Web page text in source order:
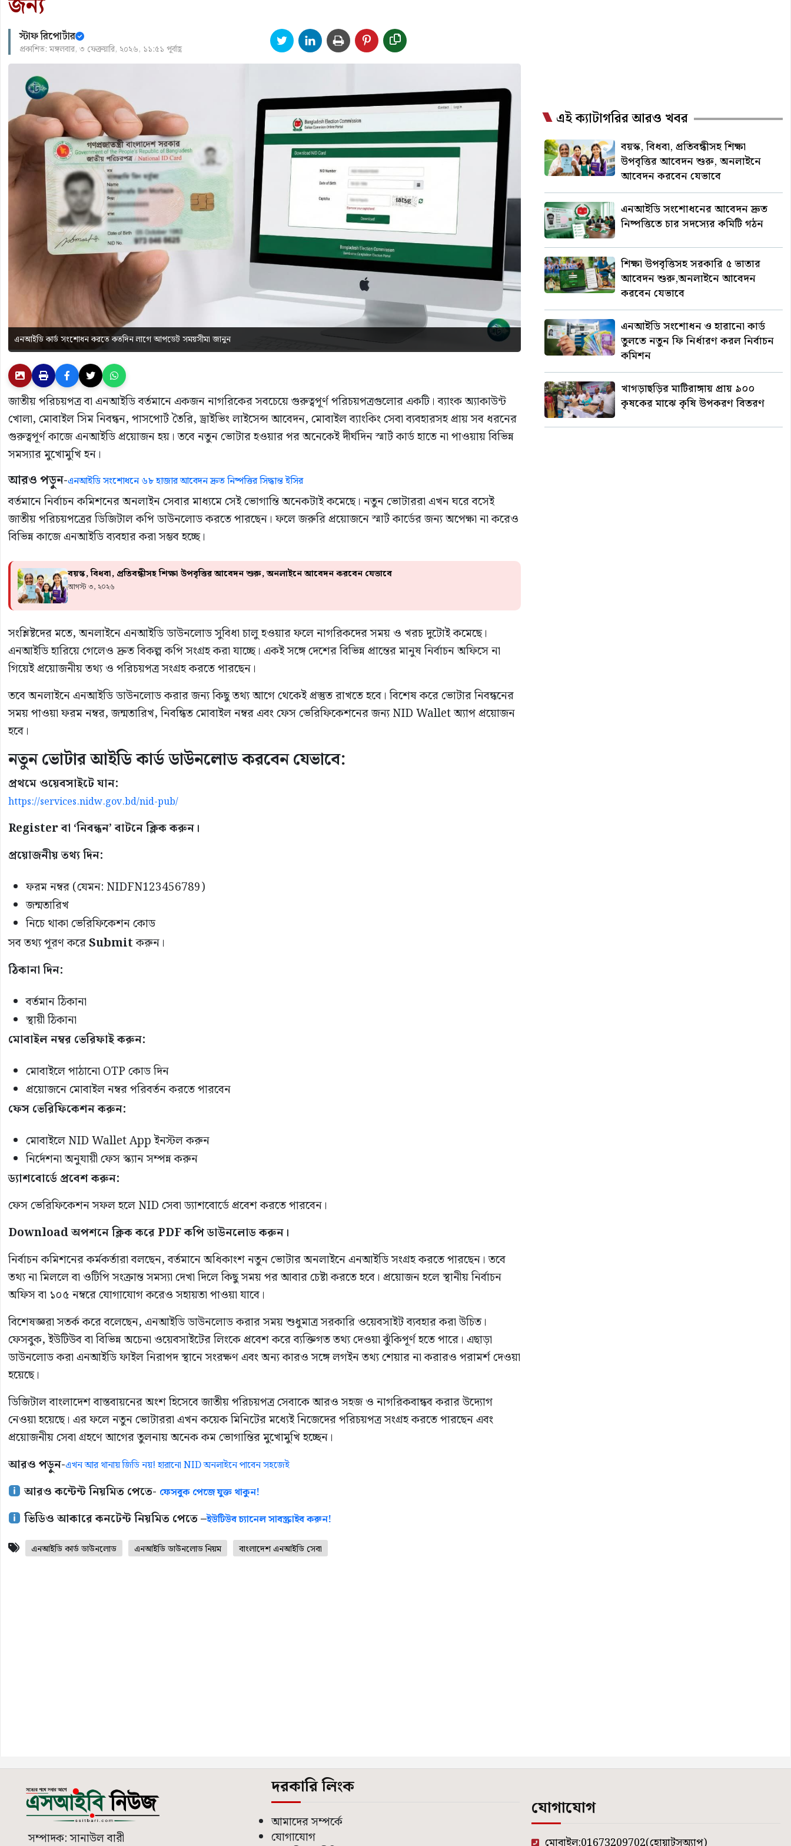
স্টাফ রিপোর্টার
প্রকাশিত: মঙ্গলবার, ৩ ফেব্রুয়ারি, ২০২৬, ১১:৫১ পূর্বাহ্ণ
এনআইডি কার্ড সংশোধন করতে কতদিন লাগে আপডেট সময়সীমা জানুন
জাতীয় পরিচয়পত্র বা এনআইডি বর্তমানে একজন নাগরিকের সবচেয়ে গুরুত্বপূর্ণ পরিচয়পত্রগুলোর একটি। ব্যাংক অ্যাকাউন্ট
খোলা, মোবাইল সিম নিবন্ধন, পাসপোর্ট তৈরি, ড্রাইভিং লাইসেন্স আবেদন, মোবাইল ব্যাংকিং সেবা ব্যবহারসহ প্রায় সব ধরনের
গুরুত্বপূর্ণ কাজে এনআইডি প্রয়োজন হয়। তবে নতুন ভোটার হওয়ার পর অনেকেই দীর্ঘদিন স্মার্ট কার্ড হাতে না পাওয়ায় বিভিন্ন
সমস্যার মুখোমুখি হন।
আরও পড়ুন-এনআইডি সংশোধনে ৬৮ হাজার আবেদন দ্রুত নিষ্পত্তির সিদ্ধান্ত ইসির
বর্তমানে নির্বাচন কমিশনের অনলাইন সেবার মাধ্যমে সেই ভোগান্তি অনেকটাই কমেছে। নতুন ভোটাররা এখন ঘরে বসেই
জাতীয় পরিচয়পত্রের ডিজিটাল কপি ডাউনলোড করতে পারছেন। ফলে জরুরি প্রয়োজনে স্মার্ট কার্ডের জন্য অপেক্ষা না করেও
বিভিন্ন কাজে এনআইডি ব্যবহার করা সম্ভব হচ্ছে।
বয়স্ক, বিধবা, প্রতিবন্ধীসহ শিক্ষা উপবৃত্তির আবেদন শুরু, অনলাইনে আবেদন করবেন যেভাবে
আগস্ট ৩, ২০২৬
সংশ্লিষ্টদের মতে, অনলাইনে এনআইডি ডাউনলোড সুবিধা চালু হওয়ার ফলে নাগরিকদের সময় ও খরচ দুটোই কমেছে।
এনআইডি হারিয়ে গেলেও দ্রুত বিকল্প কপি সংগ্রহ করা যাচ্ছে। একই সঙ্গে দেশের বিভিন্ন প্রান্তের মানুষ নির্বাচন অফিসে না
গিয়েই প্রয়োজনীয় তথ্য ও পরিচয়পত্র সংগ্রহ করতে পারছেন।
তবে অনলাইনে এনআইডি ডাউনলোড করার জন্য কিছু তথ্য আগে থেকেই প্রস্তুত রাখতে হবে। বিশেষ করে ভোটার নিবন্ধনের
সময় পাওয়া ফরম নম্বর, জন্মতারিখ, নিবন্ধিত মোবাইল নম্বর এবং ফেস ভেরিফিকেশনের জন্য NID Wallet অ্যাপ প্রয়োজন
হবে।
নতুন ভোটার আইডি কার্ড ডাউনলোড করবেন যেভাবে:
প্রথমে ওয়েবসাইটে যান:
https://services.nidw.gov.bd/nid-pub/
Register বা ‘নিবন্ধন’ বাটনে ক্লিক করুন।
প্রয়োজনীয় তথ্য দিন:
ফরম নম্বর (যেমন: NIDFN123456789)
জন্মতারিখ
নিচে থাকা ভেরিফিকেশন কোড
সব তথ্য পূরণ করেSubmitকরুন।
ঠিকানা দিন:
বর্তমান ঠিকানা
স্থায়ী ঠিকানা
মোবাইল নম্বর ভেরিফাই করুন:
মোবাইলে পাঠানো OTP কোড দিন
প্রয়োজনে মোবাইল নম্বর পরিবর্তন করতে পারবেন
ফেস ভেরিফিকেশন করুন:
মোবাইলে NID Wallet App ইনস্টল করুন
নির্দেশনা অনুযায়ী ফেস স্ক্যান সম্পন্ন করুন
ড্যাশবোর্ডে প্রবেশ করুন:
ফেস ভেরিফিকেশন সফল হলে NID সেবা ড্যাশবোর্ডে প্রবেশ করতে পারবেন।
Download অপশনে ক্লিক করে PDF কপি ডাউনলোড করুন।
নির্বাচন কমিশনের কর্মকর্তারা বলছেন, বর্তমানে অধিকাংশ নতুন ভোটার অনলাইনে এনআইডি সংগ্রহ করতে পারছেন। তবে
তথ্য না মিললে বা ওটিপি সংক্রান্ত সমস্যা দেখা দিলে কিছু সময় পর আবার চেষ্টা করতে হবে। প্রয়োজন হলে স্থানীয় নির্বাচন
অফিস বা ১০৫ নম্বরে যোগাযোগ করেও সহায়তা পাওয়া যাবে।
বিশেষজ্ঞরা সতর্ক করে বলেছেন, এনআইডি ডাউনলোড করার সময় শুধুমাত্র সরকারি ওয়েবসাইট ব্যবহার করা উচিত।
ফেসবুক, ইউটিউব বা বিভিন্ন অচেনা ওয়েবসাইটের লিংকে প্রবেশ করে ব্যক্তিগত তথ্য দেওয়া ঝুঁকিপূর্ণ হতে পারে। এছাড়া
ডাউনলোড করা এনআইডি ফাইল নিরাপদ স্থানে সংরক্ষণ এবং অন্য কারও সঙ্গে লগইন তথ্য শেয়ার না করারও পরামর্শ দেওয়া
হয়েছে।
ডিজিটাল বাংলাদেশ বাস্তবায়নের অংশ হিসেবে জাতীয় পরিচয়পত্র সেবাকে আরও সহজ ও নাগরিকবান্ধব করার উদ্যোগ
নেওয়া হয়েছে। এর ফলে নতুন ভোটাররা এখন কয়েক মিনিটের মধ্যেই নিজেদের পরিচয়পত্র সংগ্রহ করতে পারছেন এবং
প্রয়োজনীয় সেবা গ্রহণে আগের তুলনায় অনেক কম ভোগান্তির মুখোমুখি হচ্ছেন।
আরও পড়ুন-এখন আর থানায় জিডি নয়! হারানো NID অনলাইনে পাবেন সহজেই
আরও কন্টেন্ট নিয়মিত পেতে- ফেসবুক পেজে যুক্ত থাকুন!
ভিডিও আকারে কনটেন্ট নিয়মিত পেতে –ইউটিউব চ্যানেল সাবস্ক্রাইব করুন!
এনআইডি কার্ড ডাউনলোড এনআইডি ডাউনলোড নিয়ম বাংলাদেশ এনআইডি সেবা
এই ক্যাটাগরির আরও খবর
বয়স্ক, বিধবা, প্রতিবন্ধীসহ শিক্ষা
উপবৃত্তির আবেদন শুরু, অনলাইনে
আবেদন করবেন যেভাবে
এনআইডি সংশোধনের আবেদন দ্রুত
নিষ্পত্তিতে চার সদস্যের কমিটি গঠন
শিক্ষা উপবৃত্তিসহ সরকারি ৫ ভাতার
আবেদন শুরু,অনলাইনে আবেদন
করবেন যেভাবে
এনআইডি সংশোধন ও হারানো কার্ড
তুলতে নতুন ফি নির্ধারণ করল নির্বাচন
কমিশন
খাগড়াছড়ির মাটিরাঙ্গায় প্রায় ৯০০
কৃষকের মাঝে কৃষি উপকরণ বিতরণ
সম্পাদক: সানাউল বারী
দরকারি লিংক
আমাদের সম্পর্কে
যোগাযোগ
যোগাযোগ